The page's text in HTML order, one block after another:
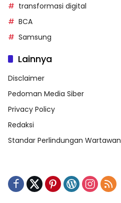
transformasi digital
BCA
Samsung
Lainnya
Disclaimer
Pedoman Media Siber
Privacy Policy
Redaksi
Standar Perlindungan Wartawan